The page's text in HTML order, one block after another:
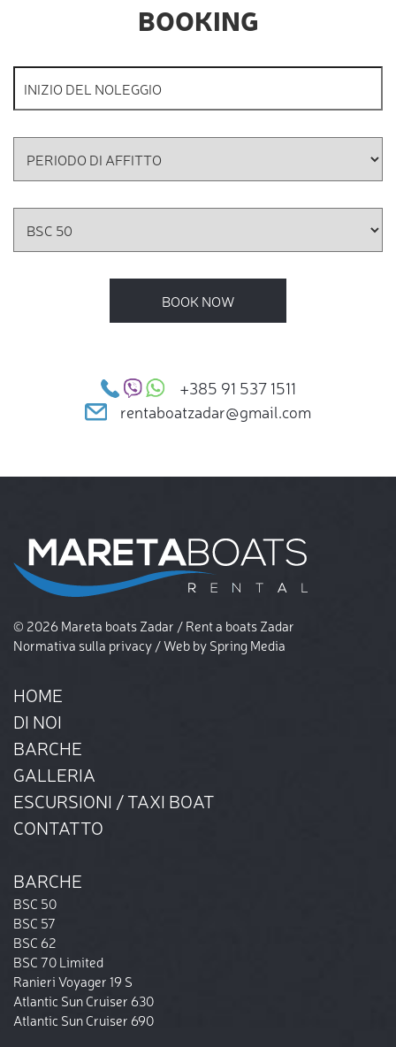
BOOKING
BOOK NOW
+385 91 537 1511
rentaboatzadar@gmail.com
© 2026 Mareta boats Zadar / Rent a boats Zadar
Normativa sulla privacy/ Web bySpring Media
HOME
DI NOI
BARCHE
GALLERIA
ESCURSIONI / TAXI BOAT
CONTATTO
BARCHE
BSC 50
BSC 57
BSC 62
BSC 70 Limited
Ranieri Voyager 19 S
Atlantic Sun Cruiser 630
Atlantic Sun Cruiser 690